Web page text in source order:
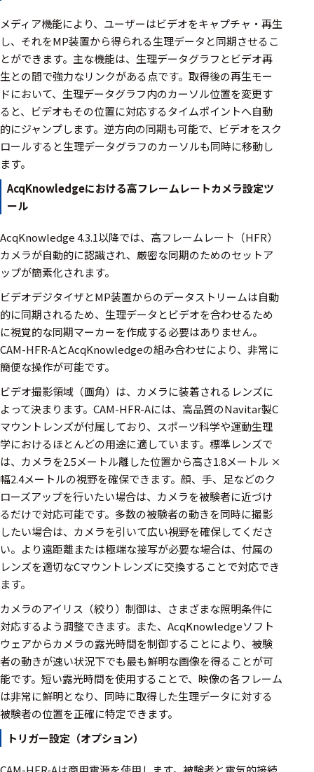
モジュー
ル
アンプ
フィルタ
ソフトウ
ェア
測定・計測関連
機器
ゴニオメ
ータ
アイトラ
ッキング
プローブ
計測機器
トランス
デューサ
選択した条件をク
リアする
698
件
の
製
品
表
示
す
る
メディア機能により、ユーザーはビデオをキャプチャ・再生
し、それをMP装置から得られる生理データと同期させるこ
とができます。主な機能は、生理データグラフとビデオ再
生との間で強力なリンクがある点です。取得後の再生モー
ドにおいて、生理データグラフ内のカーソル位置を変更す
ると、ビデオもその位置に対応するタイムポイントへ自動
的にジャンプします。逆方向の同期も可能で、ビデオをスク
ロールすると生理データグラフのカーソルも同時に移動し
ます。
AcqKnowledgeにおける高フレームレートカメラ設定ツ
ール
AcqKnowledge 4.3.1以降では、高フレームレート（HFR）
カメラが自動的に認識され、厳密な同期のためのセットア
ップが簡素化されます。
ビデオデジタイザとMP装置からのデータストリームは自動
的に同期されるため、生理データとビデオを合わせるため
に視覚的な同期マーカーを作成する必要はありません。
CAM-HFR-AとAcqKnowledgeの組み合わせにより、非常に
簡便な操作が可能です。
ビデオ撮影領域（画角）は、カメラに装着されるレンズに
よって決まります。CAM-HFR-Aには、高品質のNavitar製C
マウントレンズが付属しており、スポーツ科学や運動生理
学におけるほとんどの用途に適しています。標準レンズで
は、カメラを2.5メートル離した位置から高さ1.8メートル ×
幅2.4メートルの視野を確保できます。顔、手、足などのク
ローズアップを行いたい場合は、カメラを被験者に近づけ
るだけで対応可能です。多数の被験者の動きを同時に撮影
したい場合は、カメラを引いて広い視野を確保してくださ
い。より遠距離または極端な接写が必要な場合は、付属の
レンズを適切なCマウントレンズに交換することで対応でき
ます。
カメラのアイリス（絞り）制御は、さまざまな照明条件に
対応するよう調整できます。また、AcqKnowledgeソフト
ウェアからカメラの露光時間を制御することにより、被験
者の動きが速い状況下でも最も鮮明な画像を得ることが可
能です。短い露光時間を使用することで、映像の各フレーム
は非常に鮮明となり、同時に取得した生理データに対する
被験者の位置を正確に特定できます。
トリガー設定（オプション）